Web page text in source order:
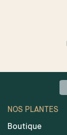
NOS PLANTES
Boutique